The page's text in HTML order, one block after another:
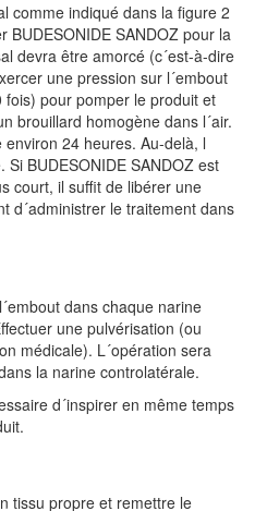
comme indiqué dans la figure 2
BUDESONIDE SANDOZ pour la
devra être amorcé (c´est-à-dire
une pression sur l´embout
pour pomper le produit et
brouillard homogène dans l´air.
environ 24 heures. Au-delà, l
Si BUDESONIDE SANDOZ est
court, il suffit de libérer une
d´administrer le traitement dans
dans chaque narine
une pulvérisation (ou
médicale). L´opération sera
la narine controlatérale.
d´inspirer en même temps
tissu propre et remettre le